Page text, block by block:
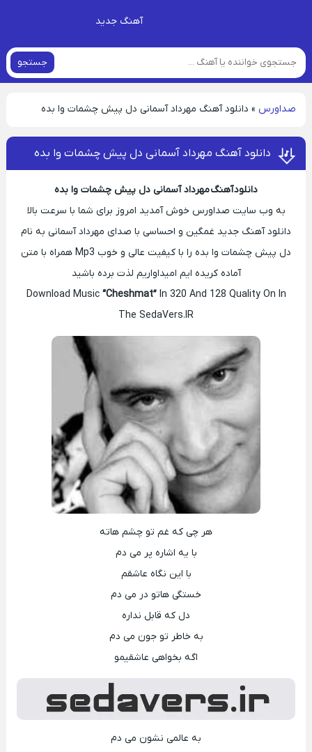
آهنگ جدید
جستجو
صداورس » دانلود آهنگ مهرداد آسمانی دل پیش چشمات وا بده
دانلود آهنگ مهرداد آسمانی دل پیش چشمات وا بده
دانلود آهنگ مهرداد آسمانی دل پیش چشمات وا بده
به وب سایت صداورس خوش آمدید امروز برای شما با سرعت بالا
دانلود آهنگ جدید غمگین و احساسی با صدای مهرداد آسمانی به نام
دل پیش چشمات وا بده را با کیفیت عالی و خوب Mp3 همراه با متن
آماده کریده ایم امیداواریم لذت برده باشید
Download Music “Cheshmat”In 320 And 128 Quality On In
The SedaVers.IR
هر چی که غم تو چشم هاته
با یه اشاره پر می دم
با این نگاه عاشقم
خستگی هاتو در می دم
دل که قابل نداره
به خاطر تو جون می دم
اگه بخواهی عاشقیمو
به عالمی نشون می دم